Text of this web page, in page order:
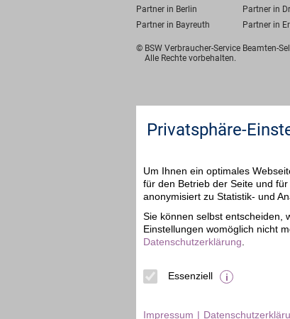
Partner in Berlin
Partner in
Partner in Bayreuth
Partner in
© BSW Verbraucher-Service Beamten-
Alle Rechte vorbehalten.
Privatsphäre-
Um Ihnen ein optimales
für den Betrieb der Seite und
anonymisiert zu Statistik- und
Sie können selbst entscheiden,
Einstellungen womöglich nicht
Datenschutzerklärung
Essenziell
Impressum